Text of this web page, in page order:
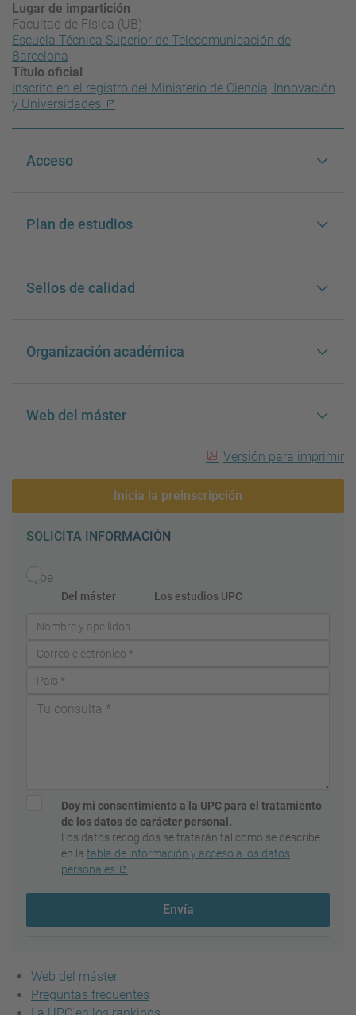
Lugar de impartición
Facultad de Física (UB)
Escuela Técnica Superior de Telecomunicación de
Barcelona
Título oficial
Inscrito en el registro del Ministerio de Ciencia, Innovación
y Universidades
Acceso
Plan de estudios
Sellos de calidad
Organización académica
Web del máster
Versión para imprimir
Inicia la preinscripción
SOLICITA INFORMACIÓN
Type
Del máster Los estudios UPC
Doy mi consentimiento a la UPC para el tratamiento
de los datos de carácter personal.
Los datos recogidos se tratarán tal como se describe
en la tabla de información y acceso a los datos
personales
Envía
Web del máster
Preguntas frecuentes